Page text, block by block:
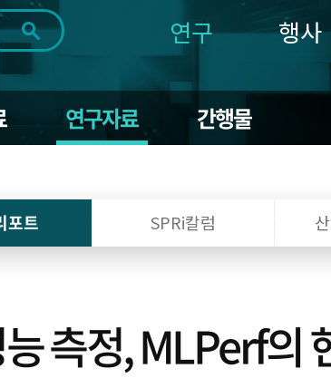
월 3개월 1년
~
일
연구 행사
연구자료 간행물
포트 SPRi칼럼
측정, MLPerf의